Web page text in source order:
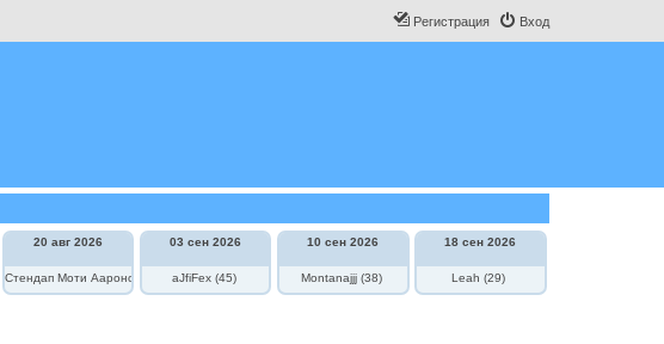
Вход
Регистрация
20 авг 2026
Стендап Моти Аароновича
03 сен 2026
aJfiFex (45)
10 сен 2026
Montanajjj (38)
18 сен 2026
Leah (29)